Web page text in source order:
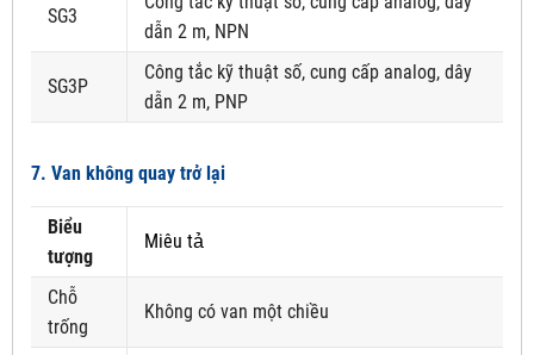
SG3
dẫn 2 m, NPN
SG3P
Công tắc kỹ thuật số, cung cấp analog, dây
dẫn 2 m, PNP
7. Van không quay trở lại
Biểu
tượng
Miêu tả
Chỗ
trống
Không có van một chiều